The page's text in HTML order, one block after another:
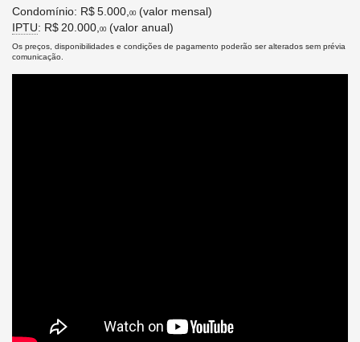
Condomínio: R$ 5.000, 00 (valor mensal)
IPTU: R$ 20.000, 00 (valor anual)
Os preços, disponibilidades e condições de pagamento poderão ser alterados sem prévia
comunicação.